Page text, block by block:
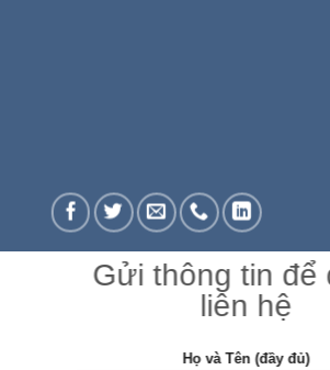
Gửi thông tin để
liên hệ
Họ và Tên (đầy đủ)